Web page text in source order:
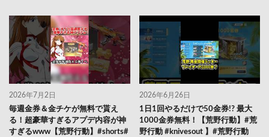
2026年7月2日
毎週金券＆金チケが無料で貰え
る！超豪華すぎるアプデ内容が神
すぎるwww【荒野行動】#shorts#
2026年6月26日
1日1回やるだけで50金券!? 最大
1000金券無料！【荒野行動】#荒
野行動 #knivesout 】#荒野行動